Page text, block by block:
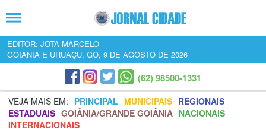
EDITOR: JOTA MARCELO
GOIÂNIA E URUAÇU, GO, 9 DE AGOSTO DE 2026
(62) 98500-1331
VEJA MAIS EM: PRINCIPAL MUNICIPAIS REGIONAIS
ESTADUAIS GOIÂNIA/GRANDE GOIÂNIA NACIONAIS
INTERNACIONAIS